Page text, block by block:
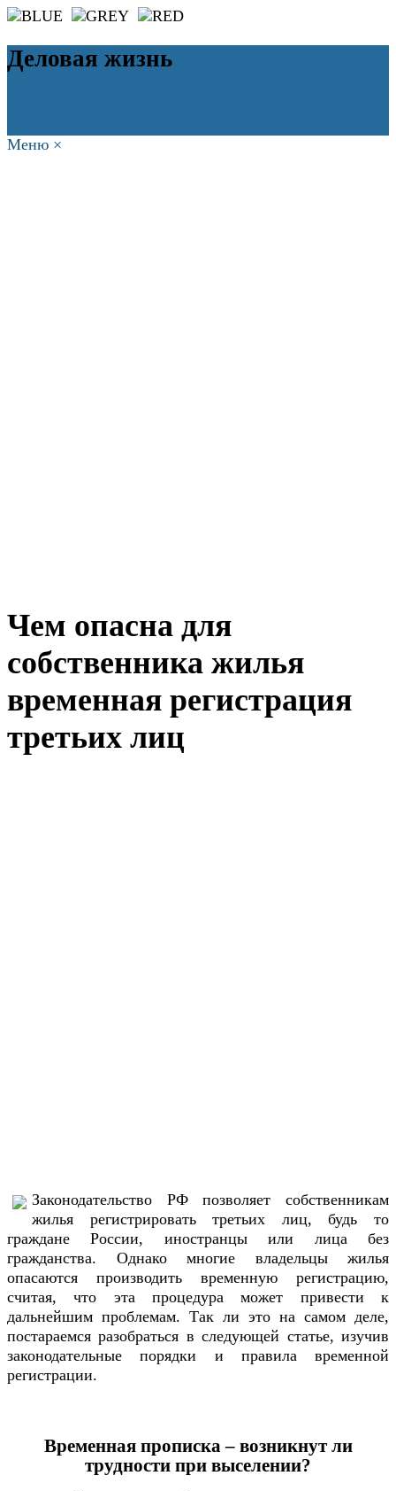
Деловая жизнь
Меню ×
Чем опасна для
собственника жилья
временная регистрация
третьих лиц
Законодательство РФ позволяет собственникам
жилья регистрировать третьих лиц, будь то
граждане России, иностранцы или лица без
гражданства. Однако многие владельцы жилья
опасаются производить временную регистрацию,
считая, что эта процедура может привести к
дальнейшим проблемам. Так ли это на самом деле,
постараемся разобраться в следующей статье, изучив
законодательные порядки и правила временной
регистрации.
Временная прописка – возникнут ли
трудности при выселении?